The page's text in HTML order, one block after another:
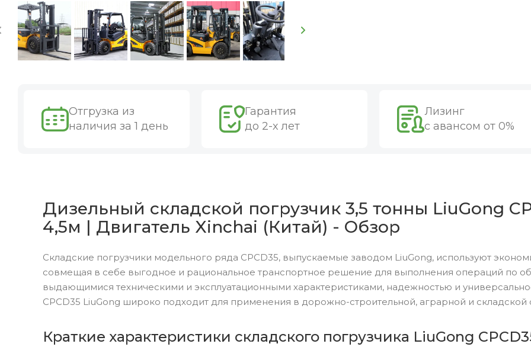
Отгрузка из
наличия за 1 день
Гарантия
до 2-х лет
Лизинг
с авансом от 0%
Дизельный складской погрузчик 3,5 тонны LiuGong
4,5м | Двигатель Xinchai (Китай) - Обзор
Складские погрузчики модельного ряда CPCD35, выпускаемые заводом LiuGong, используют
совмещая в себе выгодное и рациональное транспортное решение для выполнения операций по
выдающимися техническими и эксплуатационными характеристиками, надежностью и
CPCD35 LiuGong широко подходит для применения в дорожно-строительной, аграрной и складской
Краткие характеристики складского погрузчика LiuGong